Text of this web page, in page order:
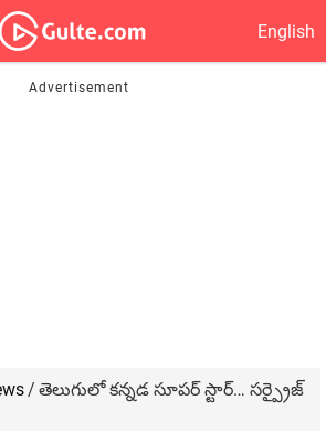
English
/ తెలుగులో కన్న‌డ సూప‌ర్ స్టార్… స‌ర్ప్రైజ్